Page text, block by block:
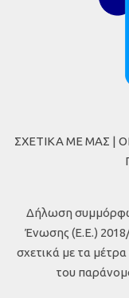
ΣΧΕΤΙΚΑ ΜΕ ΜΑΣ |
Δήλωση
Ένωσης (Ε.Ε.)
σχετικά με τα
του